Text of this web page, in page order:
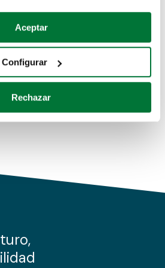
quisiéramos:
sobre su ubicación geográfica
analizándolo activamente
específicas (huellas
sobre cómo se procesan sus
que haga del sitio web con
sociales, publicidad y análisis
Aceptar
Configurar
Rechazar